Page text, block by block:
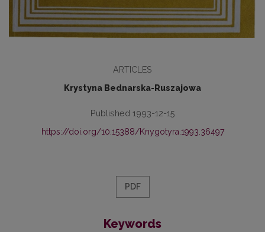
ARTICLES
Krystyna Bednarska-Ruszajowa
Published 1993-12-15
https://doi.org/10.15388/Knygotyra.1993.36497
PDF
Keywords